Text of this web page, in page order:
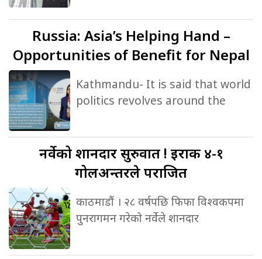
Russia: Asia’s Helping Hand –
Opportunities of Benefit for Nepal
Kathmandu- It is said that world
politics revolves around the
नर्वेकोशानदार सुरुवात ! इराक ४-१
गोलअन्तरले पराजित
काठमाडौं । २८ वर्षपछि फिफा विश्वकपमा
पुनरागमन गरेको नर्वेले शानदार